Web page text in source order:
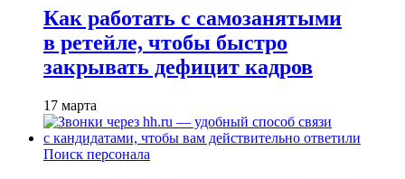
Как работать с самозанятыми
в ретейле, чтобы быстро
закрывать дефицит кадров
17 марта
Поиск персонала